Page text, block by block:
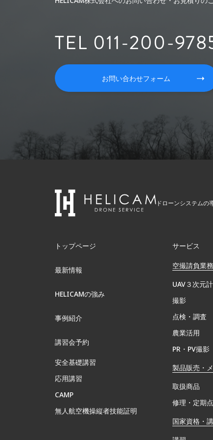
TEL 011-200-
お問い合わせフォーム
ドローンシステムの
トップページ
最新情報
HELICAMの強み
事例紹介
講習会予約
安全基礎講習
応用講習
CAMP
無⼈航空機操縦者技能証明
サービス
空撮請負業務
UAV３次元
撮影
点検・調査
農業活用
PR・PV撮影
製品販売・
取扱商品
修理・定期
国家資格・